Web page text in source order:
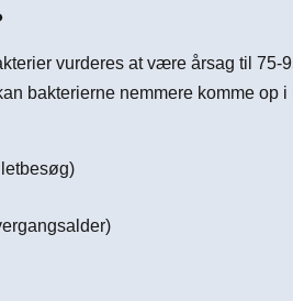
vurderes at være årsag til 75-
bakterierne nemmere komme op